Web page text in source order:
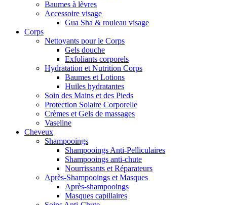
Baumes à lèvres
Accessoire visage
Gua Sha & rouleau visage
Corps
Nettoyants pour le Corps
Gels douche
Exfoliants corporels
Hydratation et Nutrition Corps
Baumes et Lotions
Huiles hydratantes
Soin des Mains et des Pieds
Protection Solaire Corporelle
Crèmes et Gels de massages
Vaseline
Cheveux
Shampooings
Shampooings Anti-Pelliculaires
Shampooings anti-chute
Nourrissants et Réparateurs
Après-Shampooings et Masques
Après-shampooings
Masques capillaires